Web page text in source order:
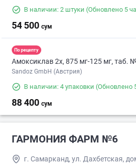
В наличии: 2 штуки (Обновлено 5
54 500 сум
По рецепту
Амоксиклав 2х, 875 мг-125 мг, таб.
Sandoz GmbH (Австрия)
В наличии: 4 упаковки (Обновлено
88 400 сум
ГАРМОНИЯ ФАРМ №6
г. Самарканд, ул. Дахбетская,